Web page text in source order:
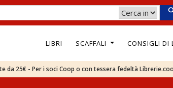
LIBRI SCAFFALI CONSIGLI DI
da 25€ - Per i soci Coop o con tessera fedeltà